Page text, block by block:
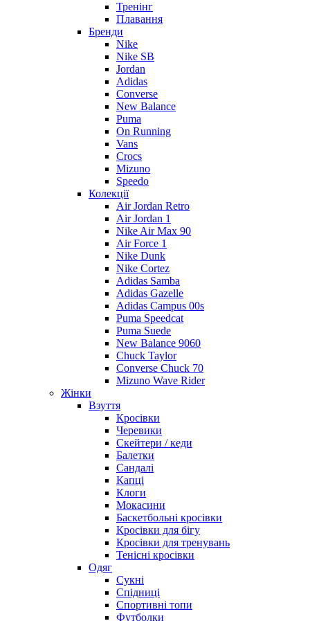
Тренінг
Плавання
Бренди
Nike
Nike SB
Jordan
Adidas
Converse
New Balance
Puma
On Running
Vans
Crocs
Mizuno
Speedo
Колекції
Air Jordan Retro
Air Jordan 1
Nike Air Max 90
Air Force 1
Nike Dunk
Nike Cortez
Adidas Samba
Adidas Gazelle
Adidas Campus 00s
Puma Speedcat
Puma Suede
New Balance 9060
Chuck Taylor
Converse Chuck 70
Mizuno Wave Rider
Жінки
Взуття
Кросівки
Черевики
Скейтери / кеди
Балетки
Сандалі
Капці
Клоги
Мокасини
Баскетбольні кросівки
Кросівки для бігу
Кросівки для тренувань
Тенісні кросівки
Одяг
Сукні
Спідниці
Спортивні топи
Футболки